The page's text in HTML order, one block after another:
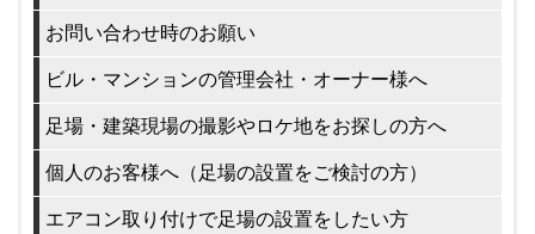
お問い合わせ時のお願い
ビル・マンションの管理会社・オーナー様へ
足場・建築現場の撮影やロケ地をお探しの方へ
個人のお客様へ（足場の設置をご検討の方）
エアコン取り付けで足場の設置をしたい方